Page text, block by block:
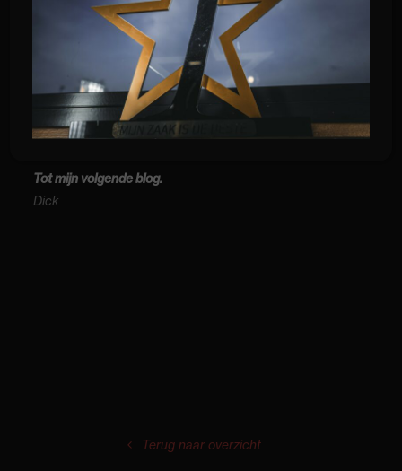
Jerry.
Wat ook best moeite heeft gekost was
het afzuigsysteem van lucht, maar ook
deze klus is zonder al teveel problemen
verlopen.
Tot mijn volgende blog.
Dick
Terug naar overzicht